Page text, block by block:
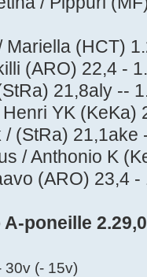
Mariella (HCT)
(ARO) 22,4 -
21,8aly --
YK (KeKa)
(StRa) 21,1ake
/ Anthonio K
(ARO) 23,4 -
poneille
30v (- 15v)